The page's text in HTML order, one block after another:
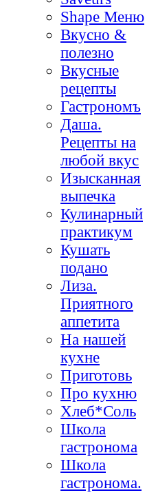
Shape Меню
Вкусно &
полезно
Вкусные
рецепты
Гастрономъ
Даша.
Рецепты на
любой вкус
Изысканная
выпечка
Кулинарный
практикум
Кушать
подано
Лиза.
Приятного
аппетита
На нашей
кухне
Приготовь
Про кухню
Хлеб*Соль
Школа
гастронома
Школа
гастронома.